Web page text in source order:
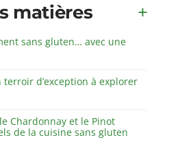
matières
sans gluten… avec une
terroir d’exception à explorer
Chardonnay et le Pinot
de la cuisine sans gluten